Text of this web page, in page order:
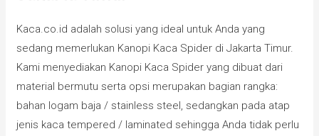
Kaca.co.id adalah solusi yang ideal untuk Anda yang
sedang memerlukan Kanopi Kaca Spider di Jakarta Timur.
Kami menyediakan Kanopi Kaca Spider yang dibuat dari
material bermutu serta opsi merupakan bagian rangka:
bahan logam baja / stainless steel, sedangkan pada atap
jenis kaca tempered / laminated sehingga Anda tidak perlu